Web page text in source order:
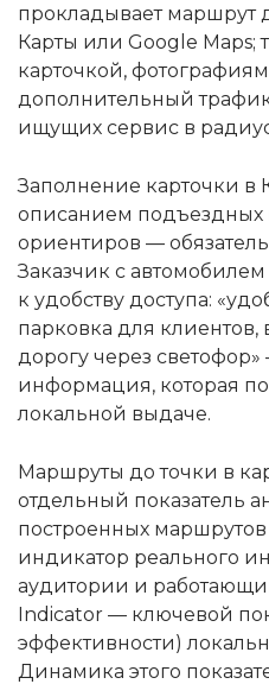
прокладывает маршрут
Карты или Google Maps;
карточкой,
дополнительный трафик
ищущих сервис в
Заполнение карточки в
описанием подъездных
ориентиров —
Заказчик с
к удобству доступа:
парковка для клиентов,
дорогу через
информация, которая
локальной выдаче.
Маршруты до точки в
отдельный показатель
построенных
индикатор реального
аудитории и
Indicator — ключевой
эффективности)
Динамика этого